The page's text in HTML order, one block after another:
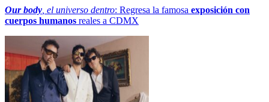
Our body , el universo dentro: Regresa la famosa exposición con
cuerpos humanos reales a CDMX